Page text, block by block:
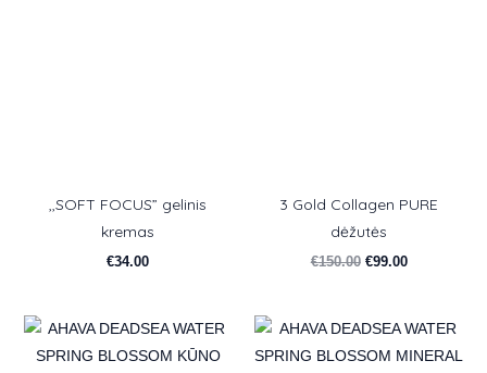
,,SOFT FOCUS” gelinis
kremas
€34.00
3 Gold Collagen PURE
dėžutės
€150.00 €99.00